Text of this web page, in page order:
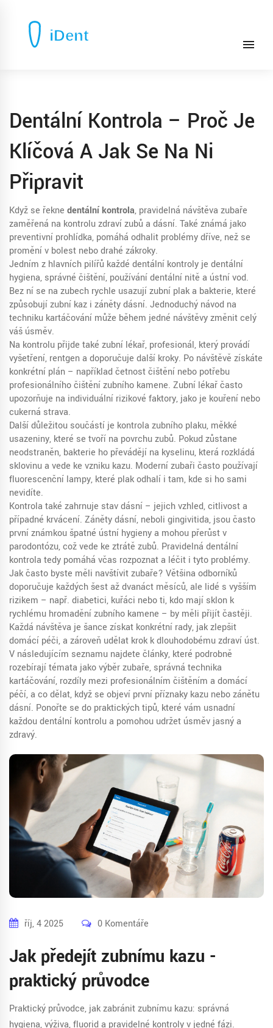
Dentální Kontrola – Proč Je
Klíčová A Jak Se Na Ni
Připravit
Když se řekne dentální kontrola, pravidelná návštěva zubaře
zaměřená na kontrolu zdraví zubů a dásní. Také známá jako
preventivní prohlídka, pomáhá odhalit problémy dříve, než se
promění v bolest nebo drahé zákroky.
Jedním z hlavních pilířů každé dentální kontroly je dentální
hygiena, správné čištění, používání dentální nitě a ústní vod.
Bez ní se na zubech rychle usazují zubní plak a bakterie, které
způsobují zubní kaz i záněty dásní. Jednoduchý návod na
techniku kartáčování může během jedné návštěvy změnit celý
váš úsměv.
Na kontrolu přijde také zubní lékař, profesionál, který provádí
vyšetření, rentgen a doporučuje další kroky. Po návštěvě získáte
konkrétní plán – například četnost čištění nebo potřebu
profesionálního čištění zubního kamene. Zubní lékař často
upozorňuje na individuální rizikové faktory, jako je kouření nebo
cukerná strava.
Další důležitou součástí je kontrola zubního plaku, měkké
usazeniny, které se tvoří na povrchu zubů. Pokud zůstane
neodstraněn, bakterie ho převádějí na kyselinu, která rozkládá
sklovinu a vede ke vzniku kazu. Moderní zubaři často používají
fluorescenční lampy, které plak odhalí i tam, kde si ho sami
nevidíte.
Kontrola také zahrnuje stav dásní – jejich vzhled, citlivost a
případné krvácení. Záněty dásní, neboli gingivitida, jsou často
první známkou špatné ústní hygieny a mohou přerůst v
parodontózu, což vede ke ztrátě zubů. Pravidelná dentální
kontrola tedy pomáhá včas rozpoznat a léčit i tyto problémy.
Jak často byste měli navštívit zubaře? Většina odborníků
doporučuje každých šest až dvanáct měsíců, ale lidé s vyšším
rizikem – např. diabetici, kuřáci nebo ti, kdo mají sklon k
rychlému hromadění zubního kamene – by měli přijít častěji.
Každá návštěva je šance získat konkrétní rady, jak zlepšit
domácí péči, a zároveň udělat krok k dlouhodobému zdraví úst.
V následujícím seznamu najdete články, které podrobně
rozebírají témata jako výběr zubaře, správná technika
kartáčování, rozdíly mezi profesionálním čištěním a domácí
péčí, a co dělat, když se objeví první příznaky kazu nebo zánětu
dásní. Ponořte se do praktických tipů, které vám usnadní
každou dentální kontrolu a pomohou udržet úsměv jasný a
zdravý.
říj, 4 2025 0 Komentáře
Jak předejít zubnímu kazu -
praktický průvodce
Praktický průvodce, jak zabránit zubnímu kazu: správná
hygiena, výživa, fluorid a pravidelné kontroly v jedné fázi.